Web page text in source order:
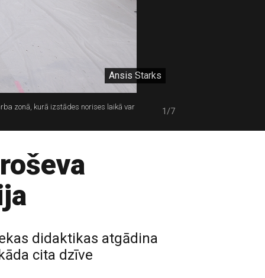
Ansis Starks
zonā, kurā izstādes norises laikā var
1/7
didaktikas atgādina
cita dzīve